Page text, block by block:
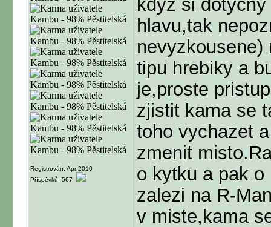
Registrován: Apr 2010
Příspěvků: 567
kdyz si
hlavu,tak
nevyzkousene)
tipu hrebiky a
je,proste
zjistit kama se
toho vychazet
zmenit
o kytku a pak o
zalezi na R-
v miste,kama